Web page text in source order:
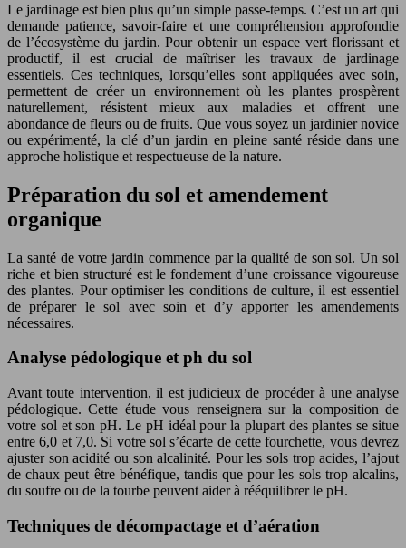
Le jardinage est bien plus qu’un simple passe-temps. C’est un art qui
demande patience, savoir-faire et une compréhension approfondie
de l’écosystème du jardin. Pour obtenir un espace vert florissant et
productif, il est crucial de maîtriser les travaux de jardinage
essentiels. Ces techniques, lorsqu’elles sont appliquées avec soin,
permettent de créer un environnement où les plantes prospèrent
naturellement, résistent mieux aux maladies et offrent une
abondance de fleurs ou de fruits. Que vous soyez un jardinier novice
ou expérimenté, la clé d’un jardin en pleine santé réside dans une
approche holistique et respectueuse de la nature.
Préparation du sol et amendement
organique
La santé de votre jardin commence par la qualité de son sol. Un sol
riche et bien structuré est le fondement d’une croissance vigoureuse
des plantes. Pour optimiser les conditions de culture, il est essentiel
de préparer le sol avec soin et d’y apporter les amendements
nécessaires.
Analyse pédologique et ph du sol
Avant toute intervention, il est judicieux de procéder à une analyse
pédologique. Cette étude vous renseignera sur la composition de
votre sol et son pH. Le pH idéal pour la plupart des plantes se situe
entre 6,0 et 7,0. Si votre sol s’écarte de cette fourchette, vous devrez
ajuster son acidité ou son alcalinité. Pour les sols trop acides, l’ajout
de chaux peut être bénéfique, tandis que pour les sols trop alcalins,
du soufre ou de la tourbe peuvent aider à rééquilibrer le pH.
Techniques de décompactage et d’aération